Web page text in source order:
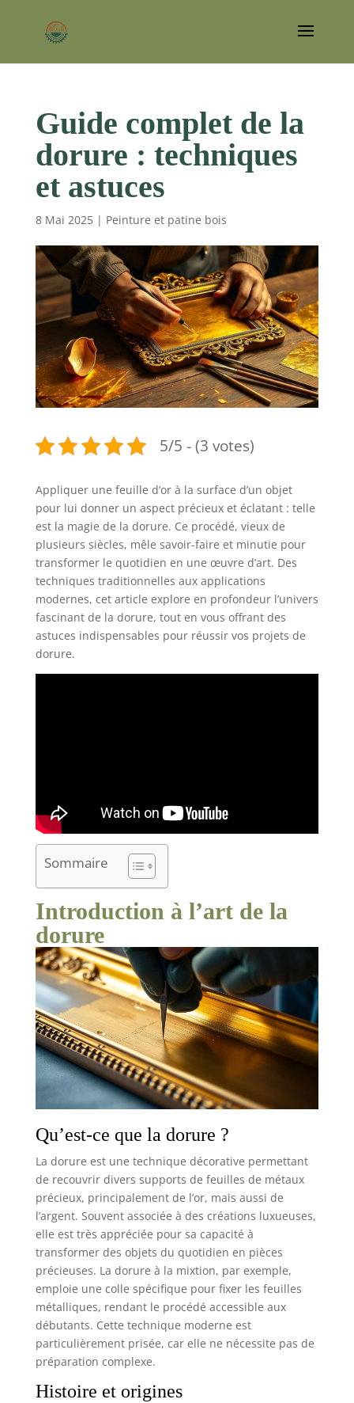
Guide complet de la
dorure : techniques
et astuces
8 Mai 2025| Peinture et patine bois
5/5 - (3 votes)
Appliquer une feuille d’or à la surface d’un objet
pour lui donner un aspect précieux et éclatant : telle
est la magie de la dorure. Ce procédé, vieux de
plusieurs siècles, mêle savoir-faire et minutie pour
transformer le quotidien en une œuvre d’art. Des
techniques traditionnelles aux applications
modernes, cet article explore en profondeur l’univers
fascinant de la dorure, tout en vous offrant des
astuces indispensables pour réussir vos projets de
dorure.
Sommaire
Introduction à l’art de la
dorure
Qu’est-ce que la dorure ?
La dorure est une technique décorative permettant
de recouvrir divers supports de feuilles de métaux
précieux, principalement de l’or, mais aussi de
l’argent. Souvent associée à des créations luxueuses,
elle est très appréciée pour sa capacité à
transformer des objets du quotidien en pièces
précieuses. La dorure à la mixtion, par exemple,
emploie une colle spécifique pour fixer les feuilles
métalliques, rendant le procédé accessible aux
débutants. Cette technique moderne est
particulièrement prisée, car elle ne nécessite pas de
préparation complexe.
Histoire et origines